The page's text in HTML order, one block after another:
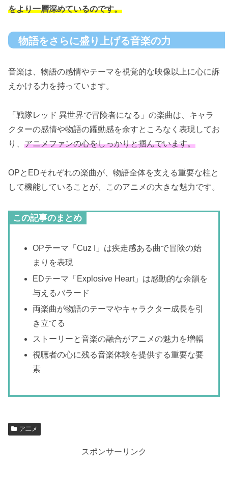
をより一層深めているのです。
物語をさらに盛り上げる音楽の力
音楽は、物語の感情やテーマを視覚的な映像以上に心に訴
えかける力を持っています。
「戦隊レッド 異世界で冒険者になる」の楽曲は、キャラ
クターの感情や物語の躍動感を余すところなく表現してお
り、 アニメファンの心をしっかりと掴んでいます。
OPとEDそれぞれの楽曲が、物語全体を支える重要な柱と
して機能していることが、このアニメの大きな魅力です。
この記事のまとめ
OPテーマ「Cuz I」は疾走感ある曲で冒険の始
まりを表現
EDテーマ「Explosive Heart」は感動的な余韻を
与えるバラード
両楽曲が物語のテーマやキャラクター成長を引
き立てる
ストーリーと音楽の融合がアニメの魅力を増幅
視聴者の心に残る音楽体験を提供する重要な要
素
ア二メ
スポンサーリンク